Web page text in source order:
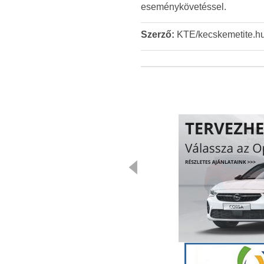
eseménykövetéssel.
Szerző: KTE/